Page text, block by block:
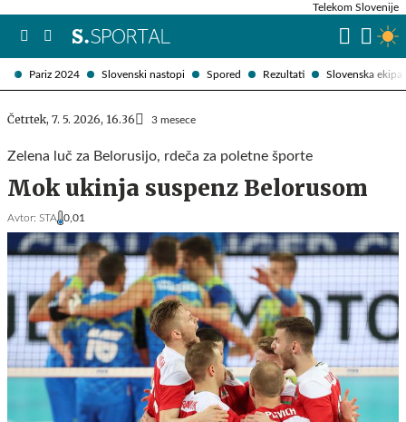
Pariz 2024 Slovenski nastopi Spored Rezultati Slovenska ekipa
Telekom Slovenije
Četrtek, 7. 5. 2026, 16.36 3 mesece
Zelena luč za Belorusijo, rdeča za poletne športe
Mok ukinja suspenz Belorusom
Avtor: STA 0,01